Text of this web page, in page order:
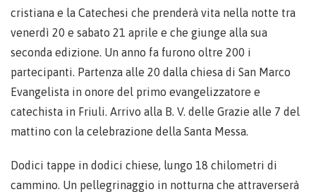
cristiana e la Catechesi che prenderà vita nella notte tra
venerdì 20 e sabato 21 aprile e che giunge alla sua
seconda edizione. Un anno fa furono oltre 200 i
partecipanti. Partenza alle 20 dalla chiesa di San Marco
Evangelista in onore del primo evangelizzatore e
catechista in Friuli. Arrivo alla B. V. delle Grazie alle 7 del
mattino con la celebrazione della Santa Messa.
Dodici tappe in dodici chiese, lungo 18 chilometri di
cammino. Un pellegrinaggio in notturna che attraverserà